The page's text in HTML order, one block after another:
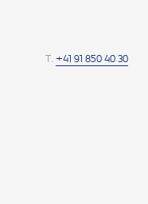
T. +41 91 850 40 30